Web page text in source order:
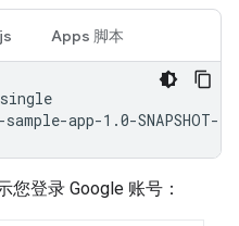
Apps 脚本
app-1.0-
您登录 Google 账号：